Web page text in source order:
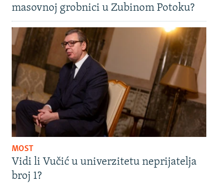
masovnoj grobnici u Zubinom Potoku?
MOST
Vidi li Vučić u univerzitetu neprijatelja
broj 1?